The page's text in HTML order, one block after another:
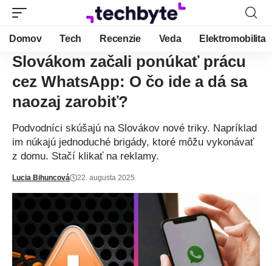
Domov Tech Recenzie Veda Elektromobilita
Slovákom začali ponúkať prácu
cez WhatsApp: O čo ide a dá sa
naozaj zarobiť?
Podvodníci skúšajú na Slovákov nové triky. Napríklad
im núkajú jednoduché brigády, ktoré môžu vykonávať
z domu. Stačí klikať na reklamy.
Lucia Bihuncová 22. augusta 2025